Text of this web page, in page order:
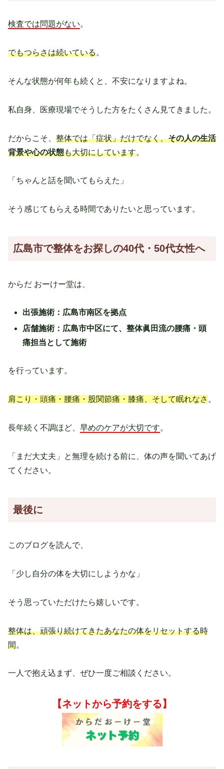
検査では問題がない。
でもつらさは続いている。
そんな状態が何年も続くと、不安になりますよね。
私自身、医療現場でそうした方をたくさん見てきました。
だからこそ、 整体では「症状」だけでなく、その人の生活
背景や心の状態も大切にしています。
「ちゃんと話を聞いてもらえた」
そう感じてもらえる時間でありたいと思っています。
広島市で整体をお探しの40代・50代女性へ
からだ おーけー堂は、
出張施術：広島市南区を拠点
店舗施術：広島市中区にて、整体眞田流の腰痛・頭
痛担当として施術
を行っています。
肩こり・頭痛・腰痛・股関節痛・膝痛、そして眠れなさ 。
長年続く不調ほど、 早めのケアが大切です。
「まだ大丈夫」と無理を続ける前に、体の声を聞いてあげ
てください。
最後に
このブログを読んで、
「少し自分の体を大切にしようかな」
そう思っていただけたら嬉しいです。
整体は、頑張り続けてきたあなたの体をリセットする時
間。
一人で抱え込まず、ぜひ一度ご相談ください。
【ネットから予約をする】